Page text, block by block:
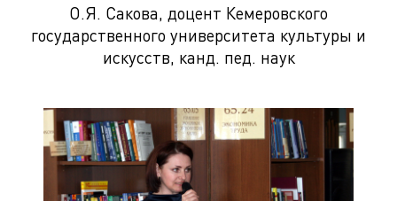
О.Я. Сакова, доцент Кемеровского
государственного университета культуры и
искусств, канд. пед. наук